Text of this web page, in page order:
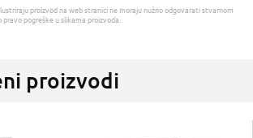
proizvod na web stranici ne moraju nužno odgovarati stvarnom
pravo pogreške u slikama proizvoda.
proizvodi